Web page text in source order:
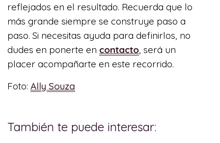
reflejados en el resultado. Recuerda que lo
más grande siempre se construye paso a
paso. Si necesitas ayuda para definirlos, no
dudes en ponerte en contacto , será un
placer acompañarte en este recorrido.
Foto: Ally Souza
También te puede interesar: